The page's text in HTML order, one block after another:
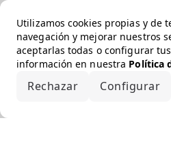
Utilizamos cookies propias y de
navegación y mejorar nuestros
aceptarlas todas o configurar
información en nuestra Política
Rechazar Configurar